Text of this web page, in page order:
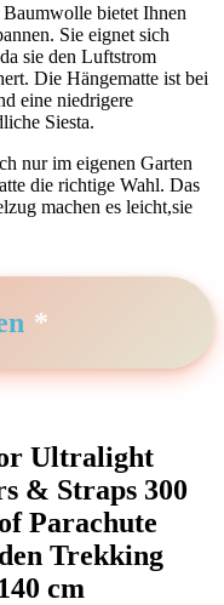
bietet Ihnen
Sie ‌eignet‍ sich
‍sie den Luftstrom
Die Hängematte ist bei
eine niedrigere
Siesta.
nur im eigenen Garten
die richtige Wahl. Das
machen es leicht,sie
Ultralight
& Straps 300
Parachute
Trekking
cm